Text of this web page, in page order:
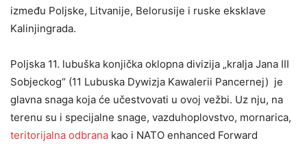
između Poljske, Litvanije, Belorusije i ruske eksklave
Kalinjingrada.
Poljska 11. lubuška konjička oklopna divizija „kralja Jana III
Sobjeckog“ (11 Lubuska Dywizja Kawalerii Pancernej) je
glavna snaga koja će učestvovati u ovoj vežbi. Uz nju, na
terenu su i specijalne snage, vazduhoplovstvo, mornarica,
teritorijalna odbrana kao i NATO enhanced Forward